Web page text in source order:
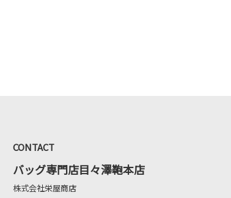
CONTACT
バッグ専門店目々澤鞄本店
株式会社栄屋商店